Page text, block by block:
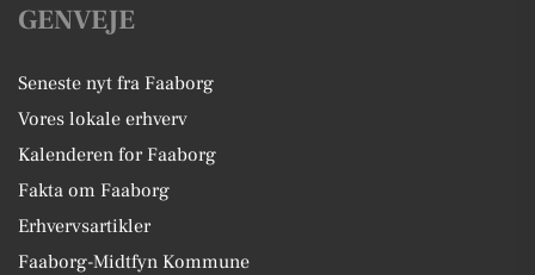
GENVEJE
Seneste nyt fra Faaborg
Vores lokale erhverv
Kalenderen for Faaborg
Fakta om Faaborg
Erhvervsartikler
Faaborg-Midtfyn Kommune